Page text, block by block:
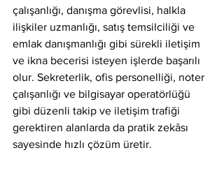
çalışanlığı, danışma görevlisi, halkla
ilişkiler uzmanlığı, satış temsilciliği ve
emlak danışmanlığı gibi sürekli iletişim
ve ikna becerisi isteyen işlerde başarılı
olur. Sekreterlik, ofis personelliği, noter
çalışanlığı ve bilgisayar operatörlüğü
gibi düzenli takip ve iletişim trafiği
gerektiren alanlarda da pratik zekâsı
sayesinde hızlı çözüm üretir.